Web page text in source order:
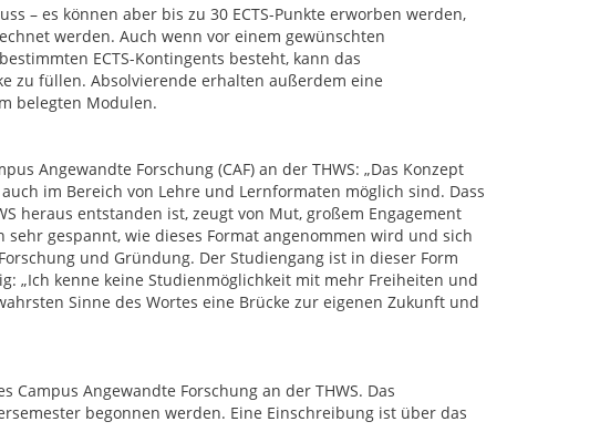
– es können aber bis zu 30 ECTS-Punkte erworben werden,
werden. Auch wenn vor einem gewünschten
ECTS-Kontingents besteht, kann das
zu füllen. Absolvierende erhalten außerdem eine
belegten Modulen.
Angewandte Forschung (CAF) an der THWS: „Das Konzept
im Bereich von Lehre und Lernformaten möglich sind. Dass
heraus entstanden ist, zeugt von Mut, großem Engagement
gespannt, wie dieses Format angenommen wird und sich
und Gründung. Der Studiengang ist in dieser Form
„Ich kenne keine Studienmöglichkeit mit mehr Freiheiten und
Sinne des Wortes eine Brücke zur eigenen Zukunft und
Campus Angewandte Forschung an der THWS. Das
begonnen werden. Eine Einschreibung ist über das